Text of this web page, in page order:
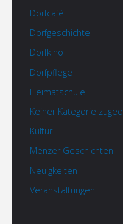
Dorfcafé
Dorfgeschichte
Dorfkino
Dorfpflege
Heimatschule
Keiner Kategorie
Kultur
Menzer Geschichten
Neuigkeiten
Veranstaltungen